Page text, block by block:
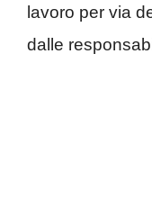
lavoro per via
dalle